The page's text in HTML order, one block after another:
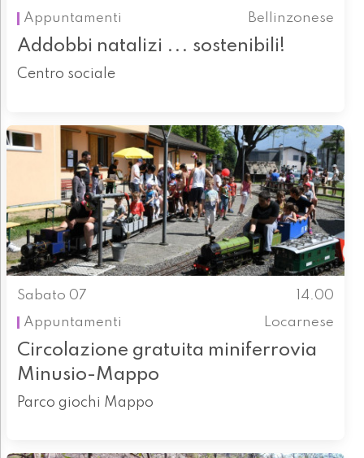
Appuntamenti
Bellinzonese
Addobbi natalizi ... sostenibili!
Centro sociale
Sabato 07
14.00
Appuntamenti
Locarnese
Circolazione gratuita miniferrovia
Minusio-Mappo
Parco giochi Mappo